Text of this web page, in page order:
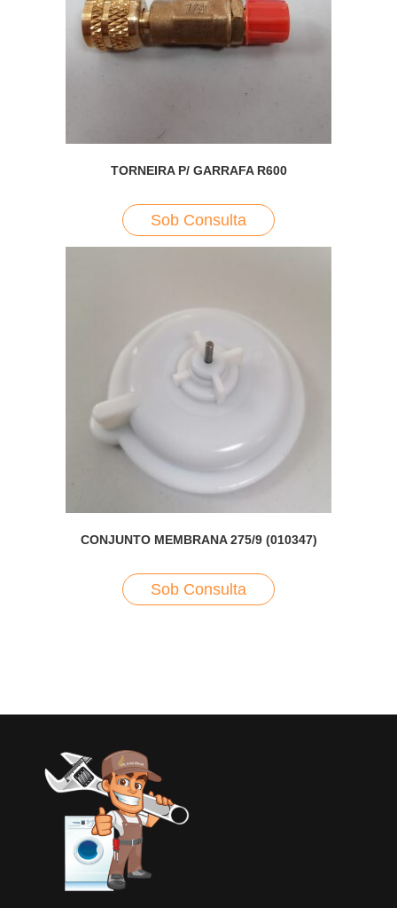
TORNEIRA P/ GARRAFA R600
Sob Consulta
CONJUNTO MEMBRANA 275/9 (010347)
Sob Consulta